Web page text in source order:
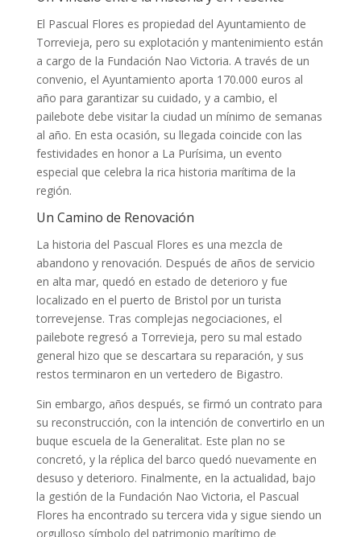
El Pascual Flores es propiedad del Ayuntamiento de
Torrevieja, pero su explotación y mantenimiento están
a cargo de la Fundación Nao Victoria. A través de un
convenio, el Ayuntamiento aporta 170.000 euros al
año para garantizar su cuidado, y a cambio, el
pailebote debe visitar la ciudad un mínimo de semanas
al año. En esta ocasión, su llegada coincide con las
festividades en honor a La Purísima, un evento
especial que celebra la rica historia marítima de la
región.
Un Camino de Renovación
La historia del Pascual Flores es una mezcla de
abandono y renovación. Después de años de servicio
en alta mar, quedó en estado de deterioro y fue
localizado en el puerto de Bristol por un turista
torrevejense. Tras complejas negociaciones, el
pailebote regresó a Torrevieja, pero su mal estado
general hizo que se descartara su reparación, y sus
restos terminaron en un vertedero de Bigastro.
Sin embargo, años después, se firmó un contrato para
su reconstrucción, con la intención de convertirlo en un
buque escuela de la Generalitat. Este plan no se
concretó, y la réplica del barco quedó nuevamente en
desuso y deterioro. Finalmente, en la actualidad, bajo
la gestión de la Fundación Nao Victoria, el Pascual
Flores ha encontrado su tercera vida y sigue siendo un
orgulloso símbolo del patrimonio marítimo de